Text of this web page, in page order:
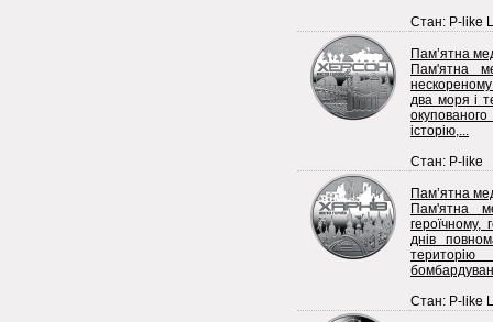
Стан: P-like
Пам’ятна
Пам'ятна
два моря і
історію,...
Стан: P-like
Пам’ятна
Пам'ятна
днів
Стан: P-like